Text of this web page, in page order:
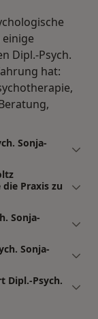
Dipl.-Psych.
hat:
Sonja-
Praxis zu
Sonja-
Sonja-
Dipl.-Psych.